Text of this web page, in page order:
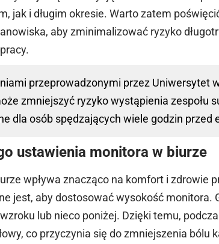
jak i długim okresie. Warto zatem
aby zminimalizować ryzyko
przeprowadzonymi przez Uniwersytet
zmniejszyć ryzyko wystąpienia zespołu
dla osób spędzających wiele godzin przed
ustawienia monitora w biurze
wpływa znacząco na komfort i zdrowie
jest, aby dostosować wysokość monitora.
lub nieco poniżej. Dzięki temu,
co przyczynia się do zmniejszenia bólu